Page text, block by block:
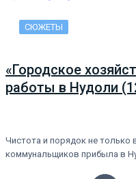
СЮЖЕТЫ
«Городское
работы в Нудоли
Чистота и порядок не только
коммунальщиков прибыла в